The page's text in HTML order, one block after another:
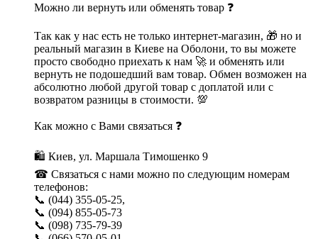
Можно ли вернуть или обменять товар ❓
Так как у нас есть не только интернет-магазин, 🎁 но и
реальный магазин в Киеве на Оболони, то вы можете
просто свободно приехать к нам 🚀 и обменять или
вернуть не подошедший вам товар. Обмен возможен на
абсолютно любой другой товар с доплатой или с
возвратом разницы в стоимости. 💯
Как можно с Вами связаться ❓
🛍 Киев, ул. Маршала Тимошенко 9
☎ Связаться с нами можно по следующим номерам
телефонов:
📞 (044) 355-05-25,
📞 (094) 855-05-73
📞 (098) 735-79-39